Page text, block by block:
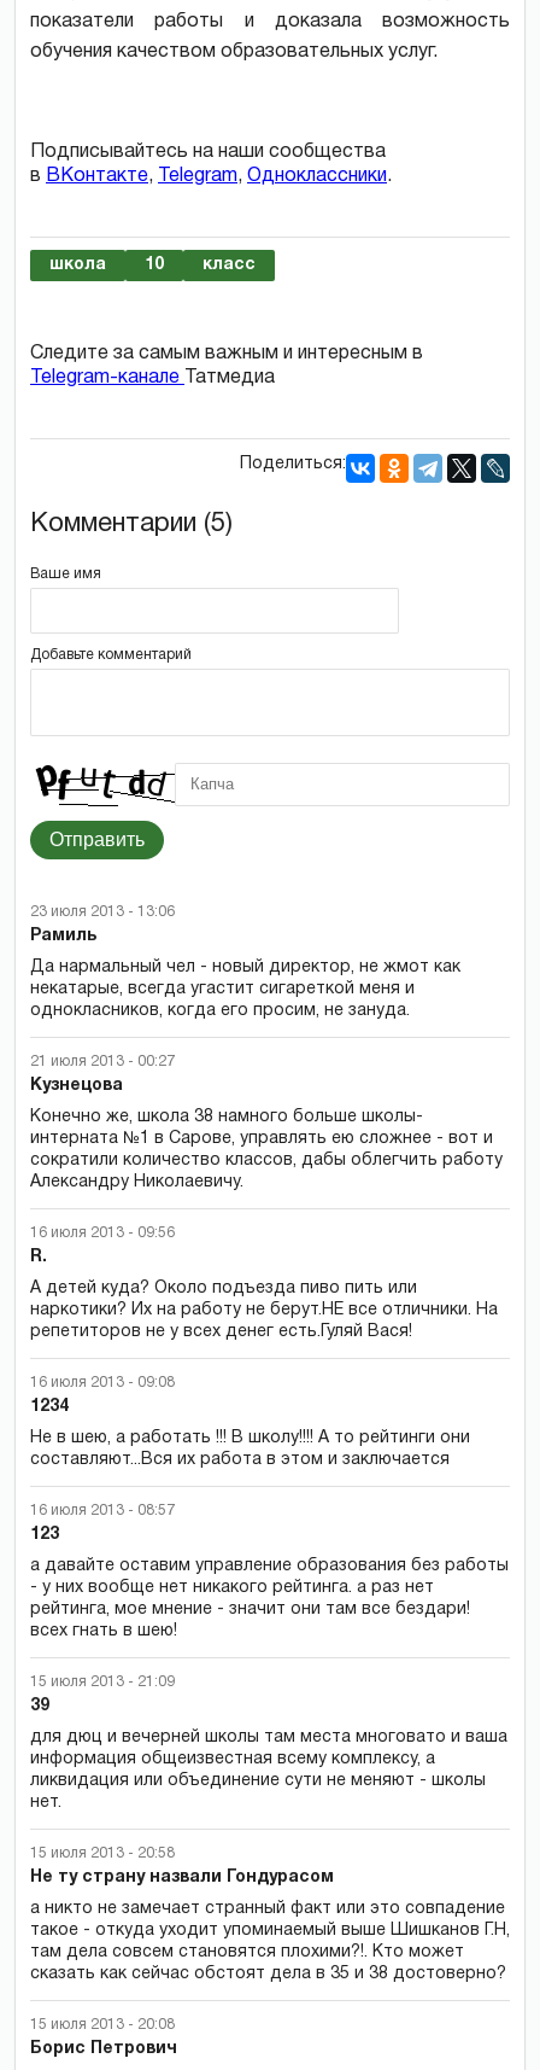
показатели работы и доказала возможность
обучения качеством образовательных услуг.
Подписывайтесь на наши сообщества
в ВКонтакте, Telegram, Одноклассники.
школа 10 класс
Следите за самым важным и интересным в
Telegram-канале
Татмедиа
Поделиться:
Комментарии (5)
Ваше имя
Добавьте комментарий
Отправить
23 июля 2013 - 13:06
Рамиль
Да нармальный чел - новый директор, не жмот как
некатарые, всегда угастит сигареткой меня и
однокласников, когда его просим, не зануда.
21 июля 2013 - 00:27
Кузнецова
Конечно же, школа 38 намного больше школы-
интерната №1 в Сарове, управлять ею сложнее - вот и
сократили количество классов, дабы облегчить работу
Александру Николаевичу.
16 июля 2013 - 09:56
R.
А детей куда? Около подъезда пиво пить или
наркотики? Их на работу не берут.НЕ все отличники. На
репетиторов не у всех денег есть.Гуляй Вася!
16 июля 2013 - 09:08
1234
Не в шею, а работать !!! В школу!!!! А то рейтинги они
составляют...Вся их работа в этом и заключается
16 июля 2013 - 08:57
123
а давайте оставим управление образования без работы
- у них вообще нет никакого рейтинга. а раз нет
рейтинга, мое мнение - значит они там все бездари!
всех гнать в шею!
15 июля 2013 - 21:09
39
для дюц и вечерней школы там места многовато и ваша
информация общеизвестная всему комплексу, а
ликвидация или объединение сути не меняют - школы
нет.
15 июля 2013 - 20:58
Не ту страну назвали Гондурасом
а никто не замечает странный факт или это совпадение
такое - откуда уходит упоминаемый выше Шишканов Г.Н,
там дела совсем становятся плохими?!. Кто может
сказать как сейчас обстоят дела в 35 и 38 достоверно?
15 июля 2013 - 20:08
Борис Петрович